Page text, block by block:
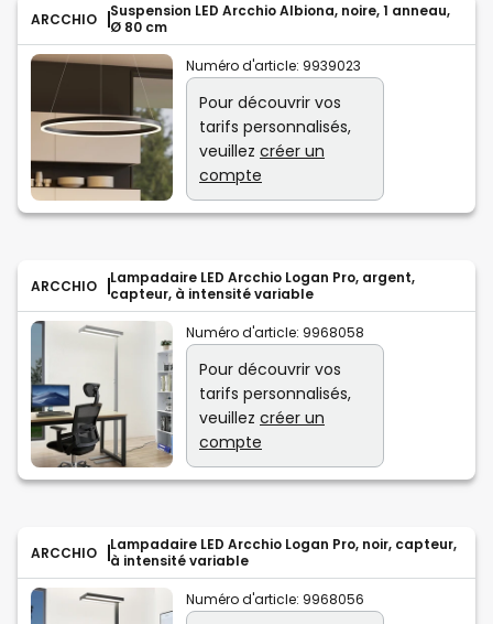
ARCCHIO
Suspension LED Arcchio Albiona, noire, 1 anneau,
Ø 80 cm
Numéro d'article: 9939023
Pour découvrir vos
tarifs personnalisés,
veuillez créer un
compte
ARCCHIO
Lampadaire LED Arcchio Logan Pro, argent,
capteur, à intensité variable
Numéro d'article: 9968058
Pour découvrir vos
tarifs personnalisés,
veuillez créer un
compte
ARCCHIO
Lampadaire LED Arcchio Logan Pro, noir, capteur,
à intensité variable
Numéro d'article: 9968056